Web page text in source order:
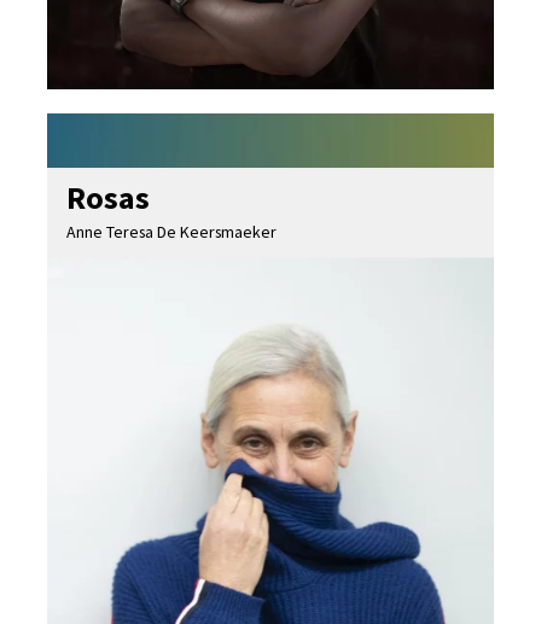
Rosas
Anne Teresa De Keersmaeker